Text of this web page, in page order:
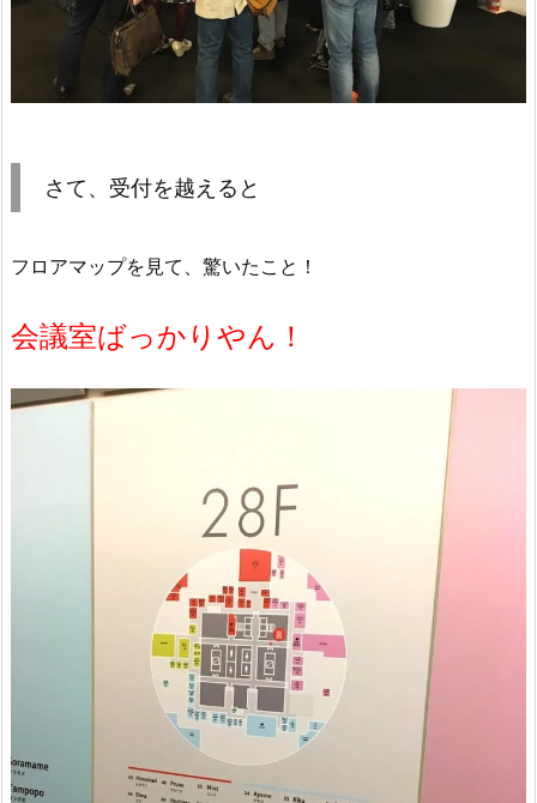
さて、受付を越えると
フロアマップを見て、驚いたこと！
会議室ばっかりやん！